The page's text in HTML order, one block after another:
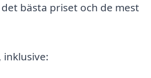
bästa priset och de mest